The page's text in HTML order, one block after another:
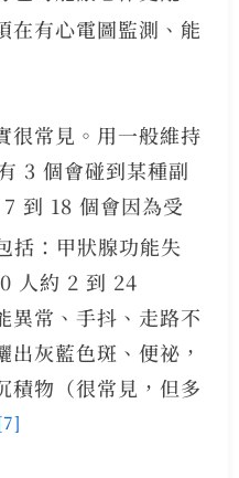
在有心電圖監測、能
很常見。用一般維持
3 個會碰到某種副
到 18 個會因為受
括：甲狀腺功能失
人約 2 到 24
異常、手抖、走路不
灰藍色斑、便祕，
積物（很常見，但多